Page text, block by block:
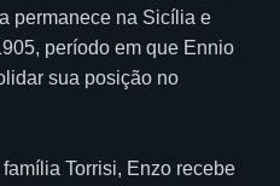
permanece na Sicília e
período em que Ennio
sua posição no
Torrisi, Enzo recebe